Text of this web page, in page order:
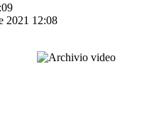
2021 12:08